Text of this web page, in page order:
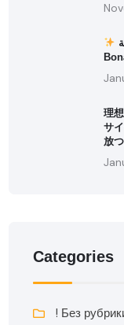
理
サ
放
Categories
! Без